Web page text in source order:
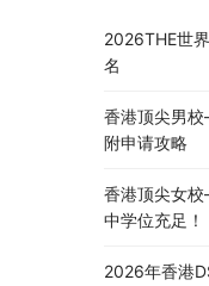
2026THE世
名
香港顶尖男
附申请攻略
香港顶尖女
中学位充足！
2026年香港